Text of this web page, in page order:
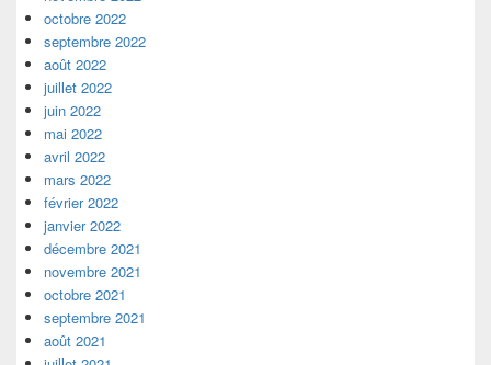
octobre 2022
septembre 2022
août 2022
juillet 2022
juin 2022
mai 2022
avril 2022
mars 2022
février 2022
janvier 2022
décembre 2021
novembre 2021
octobre 2021
septembre 2021
août 2021